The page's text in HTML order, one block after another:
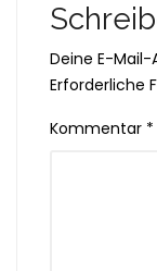
Deine E-
Erforderliche
Kommentar *